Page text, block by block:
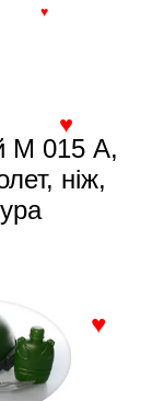
М 015 А,
ніж,
♥